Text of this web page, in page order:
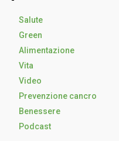
Salute
Green
Alimentazione
Vita
Video
Prevenzione cancro
Benessere
Podcast